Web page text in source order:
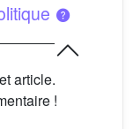
article.
!